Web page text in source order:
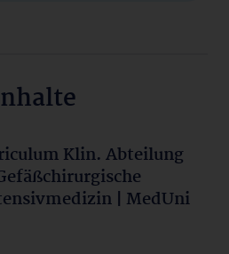
Klin. Abteilung
| MedUni